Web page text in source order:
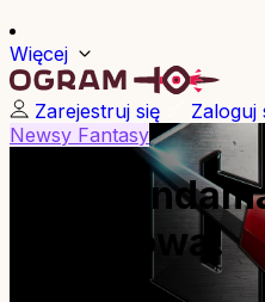
Więcej
Zarejestruj się
Zaloguj
Newsy Fantasy
Fani
planszową!